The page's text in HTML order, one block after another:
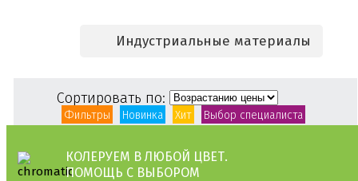
Индустриальные материалы
Сортировать по:
Фильтры Новинка Хит Выбор специалиста
КОЛЕРУЕМ В ЛЮБОЙ ЦВЕТ.
ПОМОЩЬ С ВЫБОРОМ